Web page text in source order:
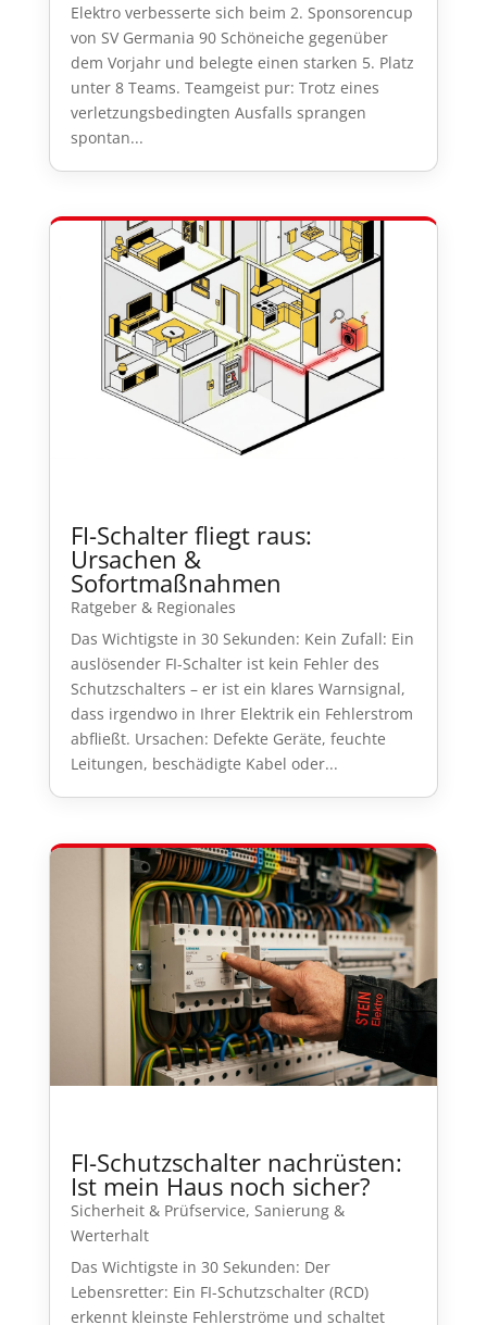
Elektro verbesserte sich beim 2. Sponsorencup
von SV Germania 90 Schöneiche gegenüber
dem Vorjahr und belegte einen starken 5. Platz
unter 8 Teams. Teamgeist pur: Trotz eines
verletzungsbedingten Ausfalls sprangen
spontan...
FI-Schalter fliegt raus:
Ursachen &
Sofortmaßnahmen
Ratgeber & Regionales
Das Wichtigste in 30 Sekunden: Kein Zufall: Ein
auslösender FI-Schalter ist kein Fehler des
Schutzschalters – er ist ein klares Warnsignal,
dass irgendwo in Ihrer Elektrik ein Fehlerstrom
abfließt. Ursachen: Defekte Geräte, feuchte
Leitungen, beschädigte Kabel oder...
FI-Schutzschalter nachrüsten:
Ist mein Haus noch sicher?
Sicherheit & Prüfservice, Sanierung &
Werterhalt
Das Wichtigste in 30 Sekunden: Der
Lebensretter: Ein FI-Schutzschalter (RCD)
erkennt kleinste Fehlerströme und schaltet